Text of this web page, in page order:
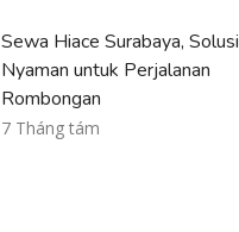
Sewa Hiace Surabaya, Solusi
Nyaman untuk Perjalanan
Rombongan
7 Tháng tám